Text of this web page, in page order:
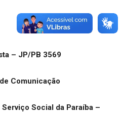
– JP/PB 3569
Comunicação
Social da Paraíba –